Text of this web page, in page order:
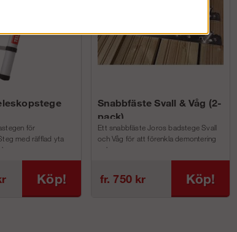
för
med räfflad yta
Köp!
Snabbfäste Svall & Våg (2-
pack)
Ett snabbfäste Joros badstege Svall
och Våg för att förenkla demontering
och m...
fr. 750 kr Köp!